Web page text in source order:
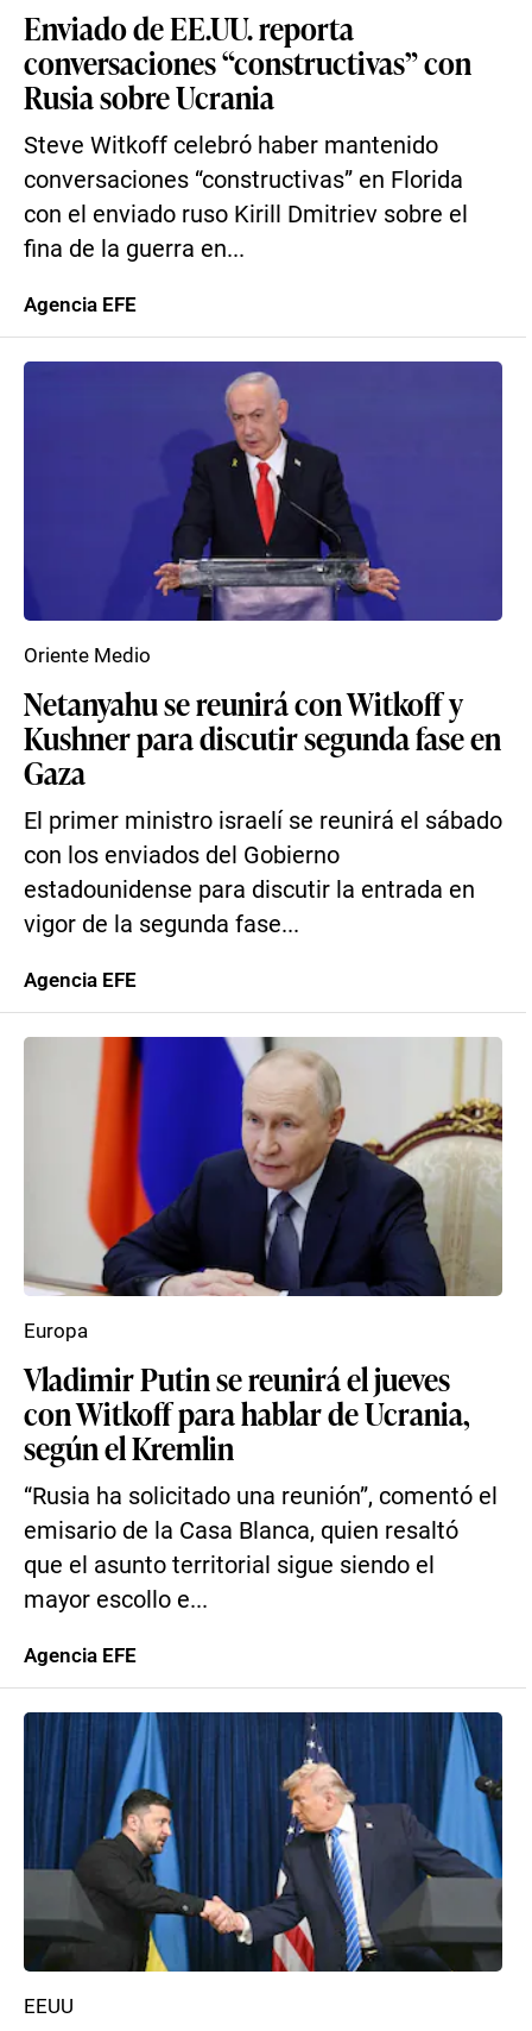
Enviado de EE.UU. reporta
conversaciones “constructivas” con
Rusia sobre Ucrania
Steve Witkoff celebró haber mantenido
conversaciones “constructivas” en Florida
con el enviado ruso Kirill Dmitriev sobre el
fina de la guerra en...
Agencia EFE
Netanyahu se reunirá con Witkoff y
Kushner para discutir segunda fase en
Gaza
El primer ministro israelí se reunirá el sábado
con los enviados del Gobierno
estadounidense para discutir la entrada en
vigor de la segunda fase...
Oriente Medio
Agencia EFE
Vladimir Putin se reunirá el jueves
con Witkoff para hablar de Ucrania,
según el Kremlin
“Rusia ha solicitado una reunión”, comentó el
emisario de la Casa Blanca, quien resaltó
que el asunto territorial sigue siendo el
mayor escollo e...
Europa
Agencia EFE
EEUU